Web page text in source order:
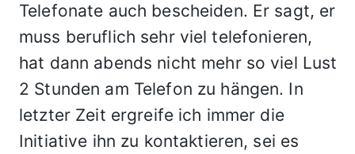
Telefonate auch bescheiden. Er sagt, er
muss beruflich sehr viel telefonieren,
hat dann abends nicht mehr so viel Lust
2 Stunden am Telefon zu hängen. In
letzter Zeit ergreife ich immer die
Initiative ihn zu kontaktieren, sei es